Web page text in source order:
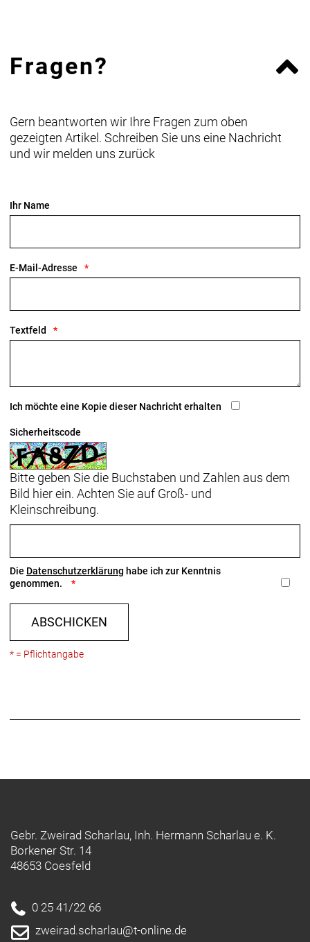
Fragen?
Gern beantworten wir Ihre Fragen zum oben
gezeigten Artikel. Schreiben Sie uns eine Nachricht
und wir melden uns zurück
Ihr Name
E-Mail-Adresse
Textfeld
Ich möchte eine Kopie dieser Nachricht erhalten
Sicherheitscode
Bitte geben Sie die Buchstaben und Zahlen aus dem
Bild hier ein. Achten Sie auf Groß- und
Kleinschreibung.
Die Datenschutzerklärung habe ich zur Kenntnis
genommen.
ABSCHICKEN
* = Pflichtangabe
Gebr. Zweirad Scharlau, Inh. Hermann Scharlau e. K.
Borkener Str. 14
48653 Coesfeld
0 25 41/22 66
zweirad.scharlau@t-online.de